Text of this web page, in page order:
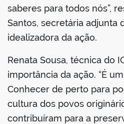
saberes para todos nós”,
Santos, secretária adjunta
idealizadora da ação.
Renata Sousa, técnica do
importância da ação. “É
Conhecer de perto para
cultura dos povos
contribuíram para a